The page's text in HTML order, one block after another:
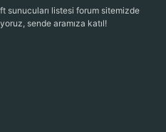
sunucuları listesi forum sitemizde
sende aramıza katıl!